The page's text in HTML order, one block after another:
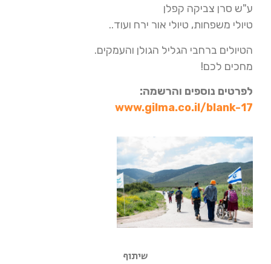
ע"ש סרן צביקה קפלן
טיולי משפחות, טיולי אור ירח ועוד..
הטיולים ברחבי הגליל הגולן והעמקים.
מחכים לכם!
לפרטים נוספים והרשמה:
www.gilma.co.il/blank-17
שיתוף